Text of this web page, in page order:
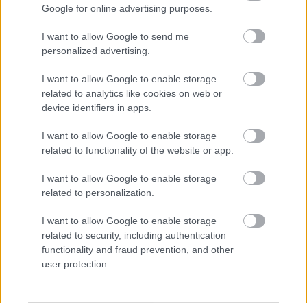
Google for online advertising purposes.
I want to allow Google to send me
personalized advertising.
I want to allow Google to enable storage
related to analytics like cookies on web or
device identifiers in apps.
I want to allow Google to enable storage
related to functionality of the website or app.
I want to allow Google to enable storage
related to personalization.
I want to allow Google to enable storage
related to security, including authentication
functionality and fraud prevention, and other
user protection.